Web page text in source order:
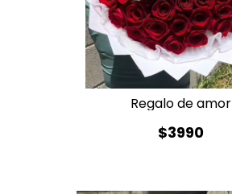
Regalo de amor
$3990